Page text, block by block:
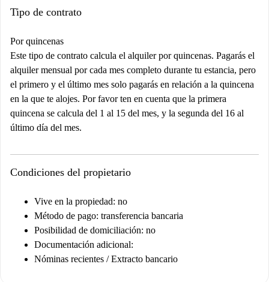
Tipo de contrato
Por quincenas
Este tipo de contrato calcula el alquiler por quincenas. Pagarás el
alquiler mensual por cada mes completo durante tu estancia, pero
el primero y el último mes solo pagarás en relación a la quincena
en la que te alojes. Por favor ten en cuenta que la primera
quincena se calcula del 1 al 15 del mes, y la segunda del 16 al
último día del mes.
Condiciones del propietario
Vive en la propiedad: no
Método de pago: transferencia bancaria
Posibilidad de domiciliación: no
Documentación adicional:
Nóminas recientes / Extracto bancario